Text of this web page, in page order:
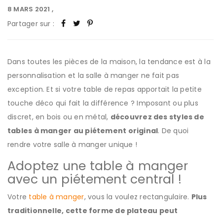
8 MARS 2021
Partager sur :
Dans toutes les pièces de la maison, la tendance est à la
personnalisation et la salle à manger ne fait pas
exception. Et si votre table de repas apportait la petite
touche déco qui fait la différence ? Imposant ou plus
discret, en bois ou en métal, découvrez des styles de
tables à manger au piétement original. De quoi
rendre votre salle à manger unique !
Adoptez une table à manger
avec un piétement central !
Votre table à manger, vous la voulez rectangulaire. Plus
traditionnelle, cette forme de plateau peut